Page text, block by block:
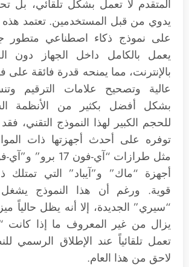
المتقدم لا تعمل بشكل تلقائي، بل
يدوي من قبل المستخدمين. تعتمد هذه
على نموذج ذكاء اصطناعي متطور
يعمل بالكامل داخل الجهاز دون
بالإنترنت، مما يمنحه قدرة فائقة على
عالية وتصحيح علامات الترقيم
بشكل أفضل بكثير من الأنظمة
للحجم الكبير لهذا النموذج التقني،
توفره على أحدث أجهزتها ذات
مثل طرازات “آي-فون
أجهزة “ماك” و”آيباد” التي تمتلك
قوية. ورغم أن هذا النموذج
“سيري” الجديدة، إلا أنه يظل حالياً
يزال من غير المعروف ما إذا كانت
تعمل تلقائياً عند الإطلاق الرسمي
لاحق من هذا العام.